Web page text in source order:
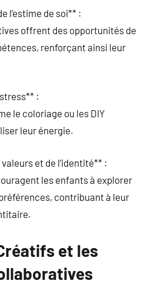
l’estime de soi** :
offrent des opportunités de
renforçant ainsi leur
:
le coloriage ou les DIY
leur énergie.
et de l’identité** :
les enfants à explorer
contribuant à leur
et les